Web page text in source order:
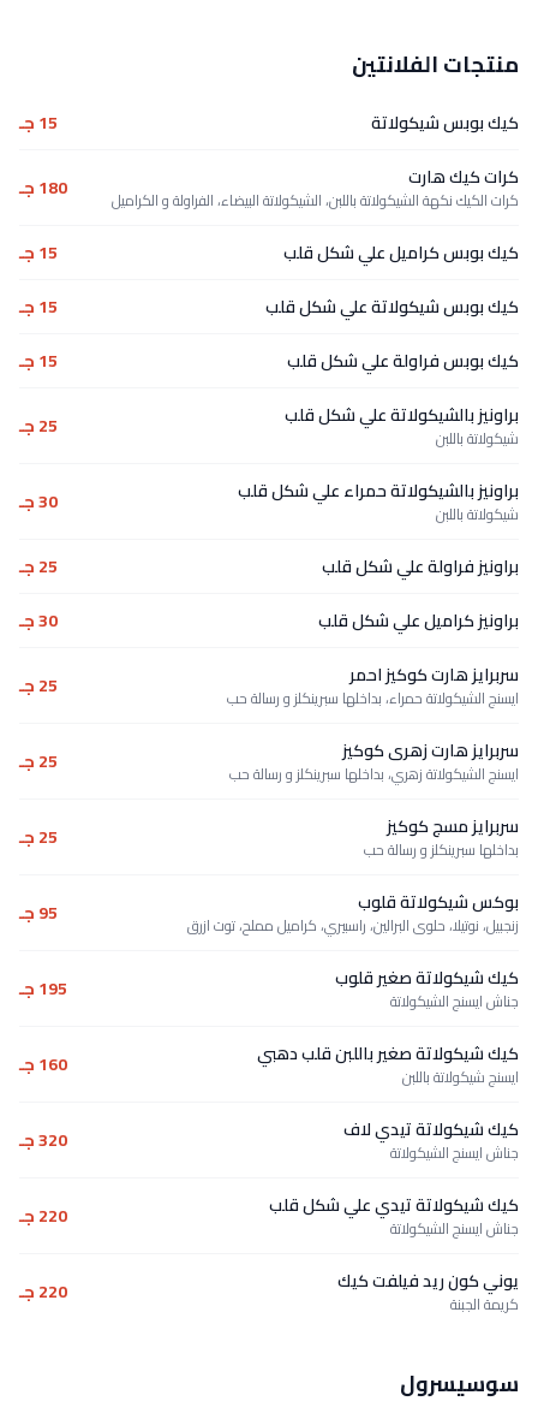
منتجات الفلانتين
كيك بوبس شيكولاتة
15 جـ
كرات كيك هارت
كرات الكيك نكهة الشيكولاتة باللبن، الشيكولاتة البيضاء، الفراولة و الكراميل 180 جـ
كيك بوبس كراميل علي شكل قلب
15 جـ
كيك بوبس شيكولاتة علي شكل قلب
15 جـ
كيك بوبس فراولة علي شكل قلب
15 جـ
براونيز بالشيكولاتة علي شكل قلب
شيكولاتة باللبن 25 جـ
براونيز بالشيكولاتة حمراء علي شكل قلب
شيكولاتة باللبن 30 جـ
براونيز فراولة علي شكل قلب
25 جـ
براونيز كراميل علي شكل قلب
30 جـ
سربرايز هارت كوكيز احمر
ايسنج الشيكولاتة حمراء، بداخلها سبرينكلز و رسالة حب 25 جـ
سربرايز هارت زهرى كوكيز
ايسنج الشيكولاتة زهري، بداخلها سبرينكلز و رسالة حب 25 جـ
سربرايز مسج كوكيز
بداخلها سبرينكلز و رسالة حب 25 جـ
بوكس شيكولاتة قلوب
زنجبيل، نوتيلا، حلوى البرالين، راسبيري، كراميل مملح، توت ازرق 95 جـ
كيك شيكولاتة صغير قلوب
جناش ايسنج الشيكولاتة 195 جـ
كيك شيكولاتة صغير باللبن قلب دهبي
ايسنج شيكولاتة باللبن 160 جـ
كيك شيكولاتة تيدي لاف
جناش ايسنج الشيكولاتة 320 جـ
كيك شيكولاتة تيدي علي شكل قلب
جناش ايسنج الشيكولاتة 220 جـ
يوني كون ريد فيلفت كيك
كريمة الجبنة 220 جـ
سوسيسرول